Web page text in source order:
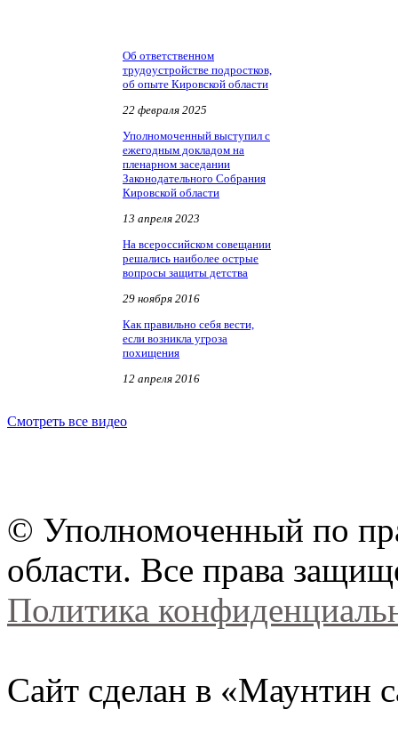
Об ответственном
трудоустройстве подростков,
об опыте Кировской области
22 февраля 2025
Уполномоченный выступил с
ежегодным докладом на
пленарном заседании
Законодательного Собрания
Кировской области
13 апреля 2023
На всероссийском совещании
решались наиболее острые
вопросы защиты детства
29 ноября 2016
Как правильно себя вести,
если возникла угроза
похищения
12 апреля 2016
Смотреть все видео
© Уполномоченный по
области. Все права
Политика
Сайт сделан в «Маунтин